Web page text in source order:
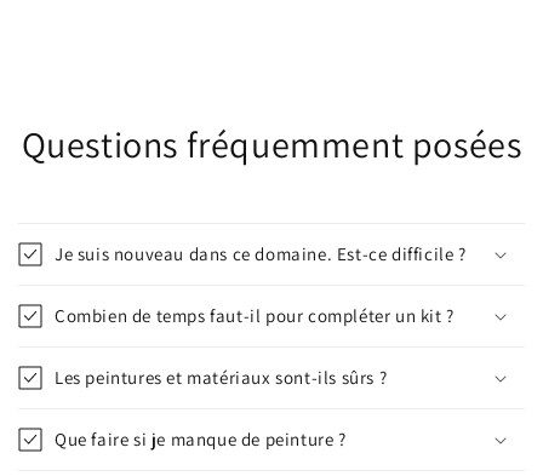
Questions fréquemment posées
Je suis nouveau dans ce domaine. Est-ce difficile ?
Combien de temps faut-il pour compléter un kit ?
Les peintures et matériaux sont-ils sûrs ?
Que faire si je manque de peinture ?